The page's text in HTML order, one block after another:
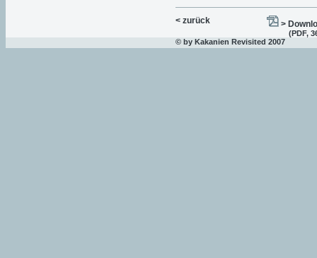
< zurück >
(PDF,
© by Kakanien Revisited 2007